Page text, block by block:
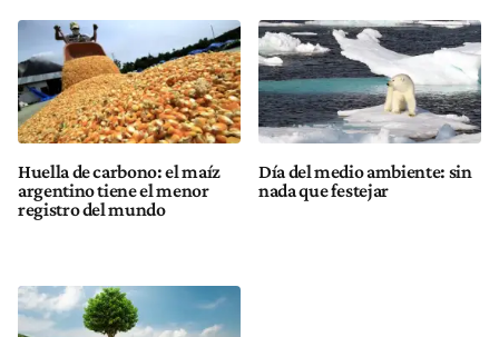
Huella de carbono: el maíz
argentino tiene el menor
registro del mundo
Día del medio ambiente: sin
nada que festejar